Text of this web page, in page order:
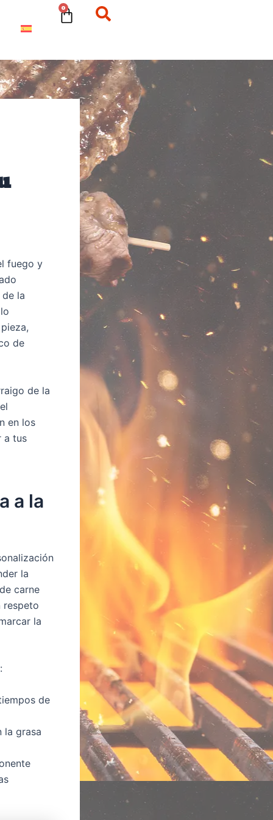
0 Cart
fuego y
la
de
de la
en los
a tus
a la
la
carne
respeto
la
de
la grasa